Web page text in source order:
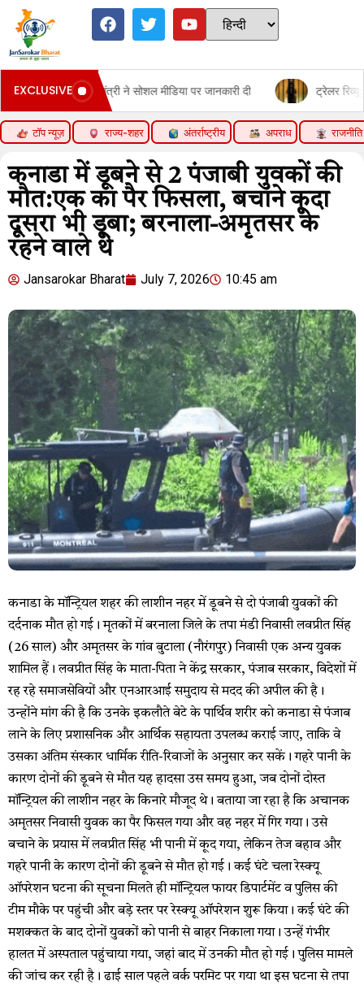
EXCLUSIVEने सोशल मीडिया पर जानकारी दी ट्रेलर रिव्यू: टॉक्सिक:यश
टॉप न्यूज़ राज्य-शहर अंतर्राष्ट्रीय अपराध राजनीति
कनाडा में डूबने से 2 पंजाबी युवकों की
मौत:एक का पैर फिसला, बचाने कूदा
दूसरा भी डूबा; बरनाला-अमृतसर के
रहने वाले थे
Jansarokar Bharat July 7, 2026 10:45 am
कनाडा के मॉन्ट्रियल शहर की लाशीन नहर में डूबने से दो पंजाबी युवकों की
दर्दनाक मौत हो गई। मृतकों में बरनाला जिले के तपा मंडी निवासी लवप्रीत सिंह
(26 साल) और अमृतसर के गांव बुटाला (नौरंगपुर) निवासी एक अन्य युवक
शामिल हैं। लवप्रीत सिंह के माता-पिता ने केंद्र सरकार, पंजाब सरकार, विदेशों में
रह रहे समाजसेवियों और एनआरआई समुदाय से मदद की अपील की है।
उन्होंने मांग की है कि उनके इकलौते बेटे के पार्थिव शरीर को कनाडा से पंजाब
लाने के लिए प्रशासनिक और आर्थिक सहायता उपलब्ध कराई जाए, ताकि वे
उसका अंतिम संस्कार धार्मिक रीति-रिवाजों के अनुसार कर सकें। गहरे पानी के
कारण दोनों की डूबने से मौत यह हादसा उस समय हुआ, जब दोनों दोस्त
मॉन्ट्रियल की लाशीन नहर के किनारे मौजूद थे। बताया जा रहा है कि अचानक
अमृतसर निवासी युवक का पैर फिसल गया और वह नहर में गिर गया। उसे
बचाने के प्रयास में लवप्रीत सिंह भी पानी में कूद गया, लेकिन तेज बहाव और
गहरे पानी के कारण दोनों की डूबने से मौत हो गई। कई घंटे चला रेस्क्यू
ऑपरेशन घटना की सूचना मिलते ही मॉन्ट्रियल फायर डिपार्टमेंट व पुलिस की
टीम मौके पर पहुंची और बड़े स्तर पर रेस्क्यू ऑपरेशन शुरू किया। कई घंटे की
मशक्कत के बाद दोनों युवकों को पानी से बाहर निकाला गया। उन्हें गंभीर
हालत में अस्पताल पहुंचाया गया, जहां बाद में उनकी मौत हो गई। पुलिस मामले
की जांच कर रही है। ढाई साल पहले वर्क परमिट पर गया था इस घटना से तपा